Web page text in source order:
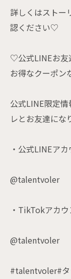
詳しくはストー
認ください♡
♡公式LINEお友
お得なクーポン
公式LINE限定
レとお友達に
・公式LINEア
@talentvoler
・TikTokアカウ
@talentvoler
#talentvoler#タ